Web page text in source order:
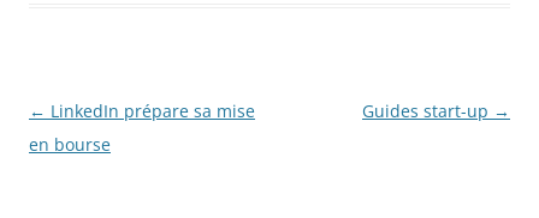
Navigation
des
← LinkedIn prépare sa mise
en bourse
Guides start-up →